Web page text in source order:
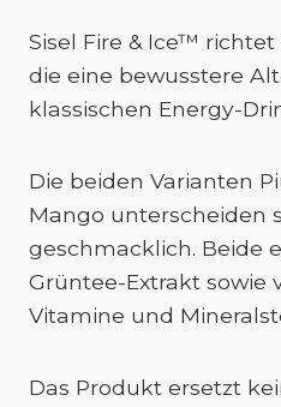
Sisel Fire & Ice™
die eine bewusstere
klassischen Energy-
Die beiden Varianten
Mango unterscheiden
geschmacklich. Beide
Grüntee-Extrakt sowie
Vitamine und
Das Produkt ersetzt